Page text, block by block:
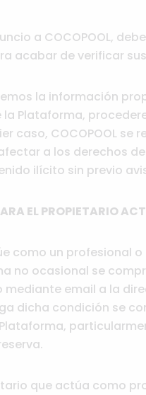
a COCOPOOL,
acabar de verificar
la información
Plataforma,
caso, COCOPOOL se
a los derechos
ilícito sin previo
EL PROPIETARIO
como un profesional
no ocasional se
mediante email a la
dicha condición se
que actúa como